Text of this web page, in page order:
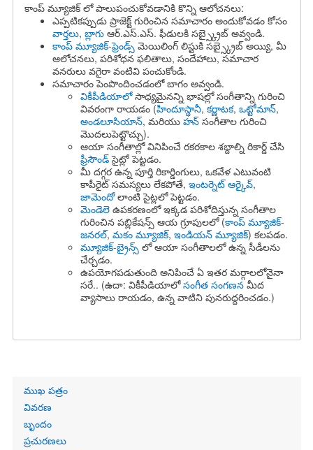
కాంప్ మ్యూజిక్ లో పాలుపంచుకోవడానికి కొన్ని ఆలోచనలు:
ఎప్పటికప్పుడు ప్రాజెక్ట్ గురించిన సమాచారం అందుకోవడం కోసం
వార్తలు, బ్లాగు ఆర్.ఎస్.ఎస్. ఫీడులకి సబ్స్క్రైబ్ అవ్వండి.
కాంప్ మ్యూజిక్-ఫ్రెండ్స్మెయిలింగ్ లిస్టుకి సబ్స్క్రైబ్ అయ్యి, మీ
ఆలోచనలు, పరిశోధన ఫలితాలు, సందేహాలు, సమాచార
వనరులు వగైరా వంటివి పంచుకోండి.
సమాచారం పెంపొందించడంలో బాగం అవ్వండి.
వికీపీడియాలోసాధ్యమైనన్ని భాషల్లో సంగీతాన్ని గురించి
వివరంగా రాయడం (హిందూస్థానీ, కర్ణాటక, ఒట్టోమాన్,
అండలూసియాన్, మరియు హన్ సంగీతాల గురించి
మొదలుపెట్టొచ్చు).
ఆయా సంగీతాల్లో వినిపించే రకరకాల శబ్దాల్ని రికార్డ్ చేసి
ఫ్రీసౌండ్సైట్లో పెట్టడం.
మీ దగ్గర ఉన్న పూర్తి రికార్డింగులు, ఒకవేళ ఎటువంటి
కాపీరైట్ సమస్యలు లేకపోతే, ఇంటర్నెట్ ఆర్కైవ్,
జామెందోలాంటి సైట్లలో పెట్టడం.
మెండెలె ఉపకరణంలో ఇక్కడ పరిశోదిస్తున్న సంగీతాల
గురించిన పబ్లికేషన్స్ ఆయ గ్రూపులలో (కాంప్ మ్యూజిక్-
జనరల్, మకం మ్యూజిక్, ఇండియన్ మ్యూజిక్) కలపడం.
మ్యూజిక్-బ్రైన్స్లో ఆయా సంగీతాలలో ఉన్న సీడీలను
చేర్చడం.
ఉపయోగపడుతుంది అనిపించే ఏ ఇతర మర్గాలలోనైనా
సరే.. (ఉదా: వికీపీడియాలోసంగీత సంగణనమీద
వ్యాసాలు రాయడం, ఉన్న వాటిని పునరుద్దరించడం.)
Primary
links
ముఖ పత్రం
వివరణ
బృందం
ప్రచురణలు